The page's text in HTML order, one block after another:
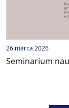
26 marca 2026
Seminarium